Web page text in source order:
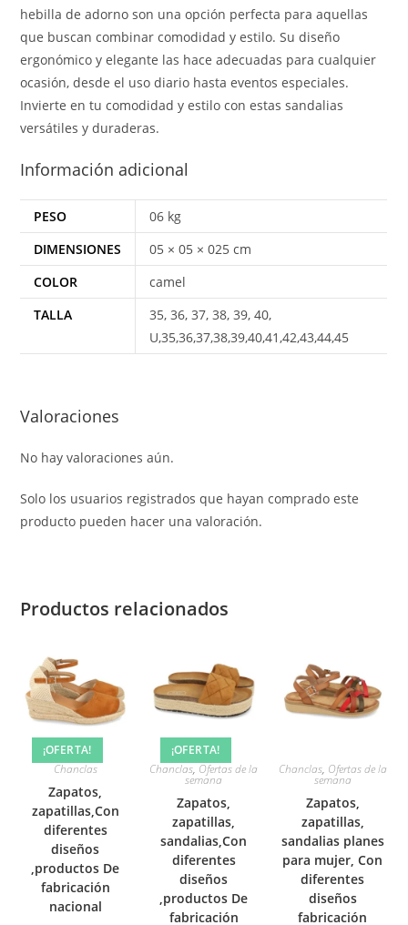
hebilla de adorno son una opción perfecta para aquellas
que buscan combinar comodidad y estilo. Su diseño
ergonómico y elegante las hace adecuadas para cualquier
ocasión, desde el uso diario hasta eventos especiales.
Invierte en tu comodidad y estilo con estas sandalias
versátiles y duraderas.
Información adicional
PESO
06 kg
DIMENSIONES
05 × 05 × 025 cm
COLOR
camel
TALLA
35, 36, 37, 38, 39, 40,
U,35,36,37,38,39,40,41,42,43,44,45
Valoraciones
No hay valoraciones aún.
Solo los usuarios registrados que hayan comprado este
producto pueden hacer una valoración.
Productos relacionados
¡OFERTA!
Chanclas
Zapatos,
zapatillas,Con
diferentes
diseños
,productos De
fabricación
nacional
¡OFERTA!
Chanclas, Ofertas de la
semana
Zapatos,
zapatillas,
sandalias,Con
diferentes
diseños
,productos De
fabricación
Chanclas, Ofertas de la
semana
Zapatos,
zapatillas,
sandalias planes
para mujer, Con
diferentes
diseños
fabricación